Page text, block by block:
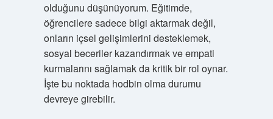
olduğunu düşünüyorum. Eğitimde,
öğrencilere sadece bilgi aktarmak değil,
onların içsel gelişimlerini desteklemek,
sosyal beceriler kazandırmak ve empati
kurmalarını sağlamak da kritik bir rol oynar.
İşte bu noktada hodbin olma durumu
devreye girebilir.